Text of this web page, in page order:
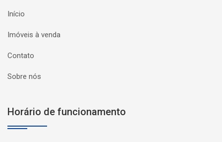
Início
Imóveis à venda
Contato
Sobre nós
Horário de funcionamento